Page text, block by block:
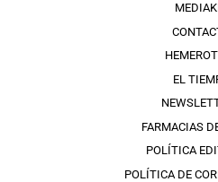
EL
FARMACIAS
POLÍTICA
POLÍTICA DE